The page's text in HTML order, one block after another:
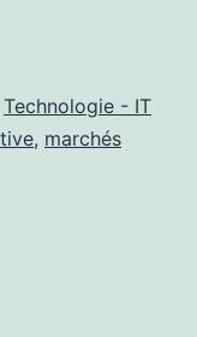
Technologie - IT
, marchés